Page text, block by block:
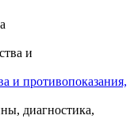
и противопоказания,